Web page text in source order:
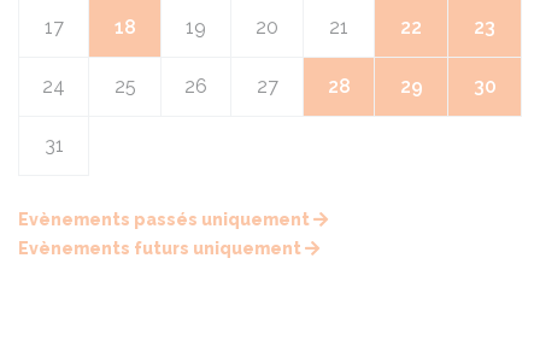
17 18 19 20 21 22 23
24 25 26 27 28 29 30
31
Evènements passés uniquement
Evènements futurs uniquement